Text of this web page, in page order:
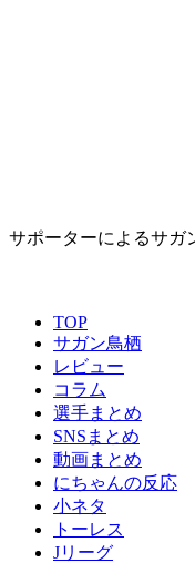
サポーターによるサガ
TOP
サガン鳥栖
レビュー
コラム
選手まとめ
SNSまとめ
動画まとめ
にちゃんの反応
小ネタ
トーレス
Jリーグ